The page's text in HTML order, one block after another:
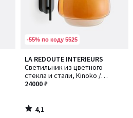
-55% по коду 5525
LA REDOUTE INTERIEURS
Светильник из цветного
стекла и стали, Kinoko /
Киноко
24000 ₽
4,1
/ 5
4,1
/